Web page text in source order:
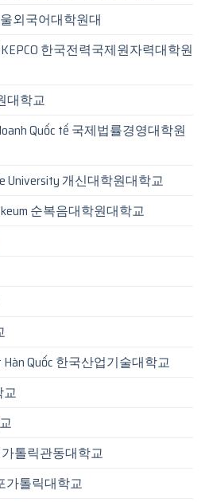
울외국어대학원대
KEPCO 한국전력국제원자력대학원
대학교
Quốc tế 국제법률경영대학원
University 개신대학원대학교
순복음대학원대학교
Hàn Quốc 한국산업기술대학교
교
가톨릭관동대학교
가톨릭대학교